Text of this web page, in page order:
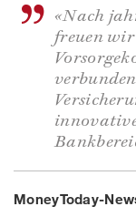
«Nach
freuen wir
MoneyToday-